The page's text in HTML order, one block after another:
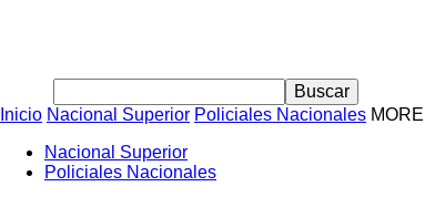
Inicio Nacional Superior Policiales Nacionales
Nacional Superior
Policiales Nacionales